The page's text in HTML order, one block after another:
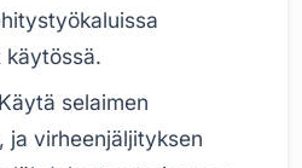
käytössä.
Käytä selaimen
ja virheenjäljityksen